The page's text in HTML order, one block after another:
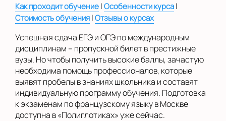
на Коломенской
в Московской
области
Показать на карте
Выбрать другой город
Как проходит обучение|Особенности курса|
Стоимость обучения|Отзывы о курсах
Успешная сдача ЕГЭ и ОГЭ по международным
дисциплинам – пропускной билет в престижные
вузы. Но чтобы получить высокие баллы, зачастую
необходима помощь профессионалов, которые
выявят пробелы в знаниях школьника и составят
индивидуальную программу обучения. Подготовка
к экзаменам по французскому языку в Москве
доступна в «Полиглотиках» уже сейчас.